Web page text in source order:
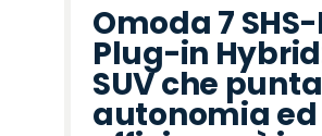
Omoda 7 SHS-
Plug-in
SUV che
autonomia ed